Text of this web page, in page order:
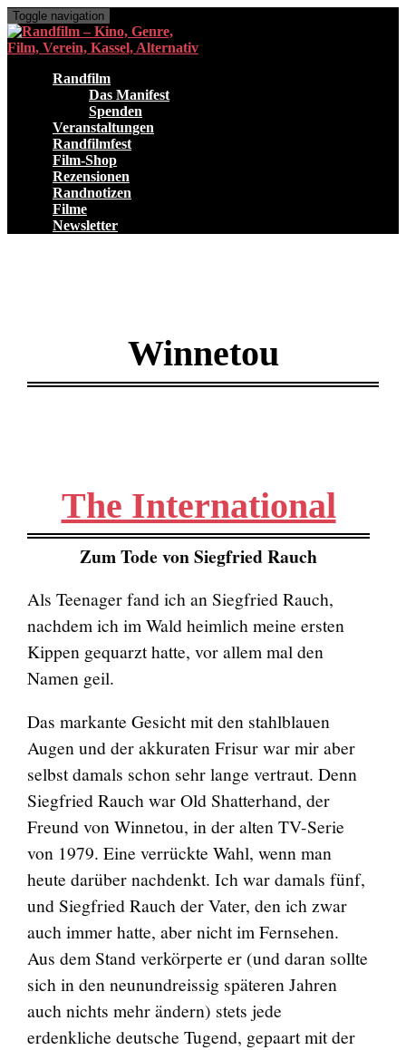
Toggle navigation
Randfilm
Das Manifest
Spenden
Veranstaltungen
Randfilmfest
Film-Shop
Rezensionen
Randnotizen
Filme
Newsletter
Winnetou
The International
Zum Tode von Siegfried Rauch
Als Teenager fand ich an Siegfried Rauch,
nachdem ich im Wald heimlich meine ersten
Kippen gequarzt hatte, vor allem mal den
Namen geil.
Das markante Gesicht mit den stahlblauen
Augen und der akkuraten Frisur war mir aber
selbst damals schon sehr lange vertraut. Denn
Siegfried Rauch war Old Shatterhand, der
Freund von Winnetou, in der alten TV-Serie
von 1979. Eine verrückte Wahl, wenn man
heute darüber nachdenkt. Ich war damals fünf,
und Siegfried Rauch der Vater, den ich zwar
auch immer hatte, aber nicht im Fernsehen.
Aus dem Stand verkörperte er (und daran sollte
sich in den neunundreissig späteren Jahren
auch nichts mehr ändern) stets jede
erdenkliche deutsche Tugend, gepaart mit der